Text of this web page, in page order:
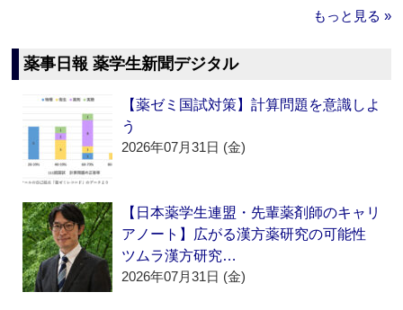
もっと見る »
薬事日報 薬学生新聞デジタル
【薬ゼミ国試対策】計算問題を意識しよ
う
2026年07月31日 (金)
【日本薬学生連盟・先輩薬剤師のキャリ
アノート】広がる漢方薬研究の可能性
ツムラ漢方研究…
2026年07月31日 (金)